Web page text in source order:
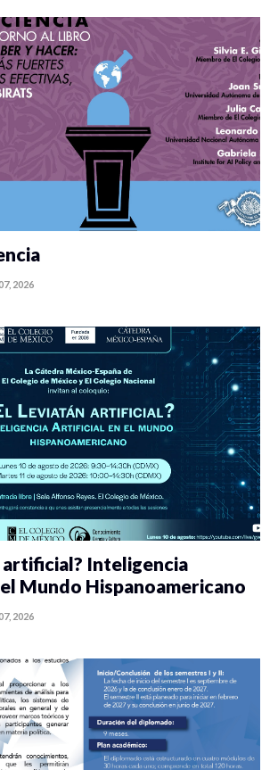
2026
artificial? Inteligencia
Mundo Hispanoamericano
2026